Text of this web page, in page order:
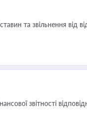
та звільнення від
звітності